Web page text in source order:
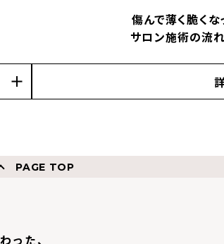
傷んで薄く脆く
サロン施術の流
PAGE TOP
った、